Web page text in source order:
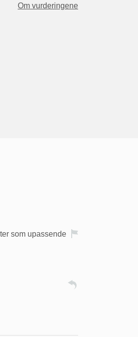
Om vurderingene
som upassende